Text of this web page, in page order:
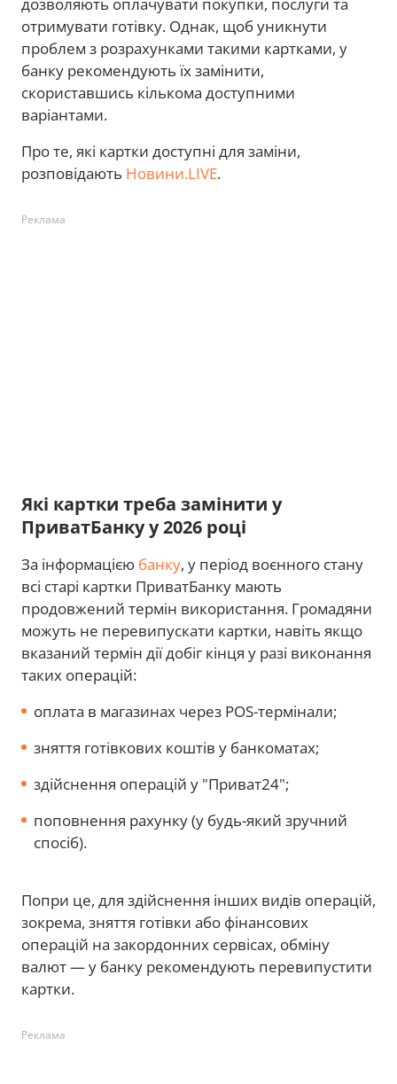
отримувати готівку. Однак, щоб уникнути
проблем з розрахунками такими картками, у
банку рекомендують їх замінити,
скориставшись кількома доступними
варіантами.
Про те, які картки доступні для заміни,
розповідають Новини.LIVE.
Реклама
Які картки треба замінити у
ПриватБанку у 2026 році
За інформацією банку, у період воєнного стану
всі старі картки ПриватБанку мають
продовжений термін використання. Громадяни
можуть не перевипускати картки, навіть якщо
вказаний термін дії добіг кінця у разі виконання
таких операцій:
оплата в магазинах через POS-термінали;
зняття готівкових коштів у банкоматах;
здійснення операцій у "Приват24";
поповнення рахунку (у будь-який зручний
спосіб).
Попри це, для здійснення інших видів операцій,
зокрема, зняття готівки або фінансових
операцій на закордонних сервісах, обміну
валют — у банку рекомендують перевипустити
картки.
Реклама